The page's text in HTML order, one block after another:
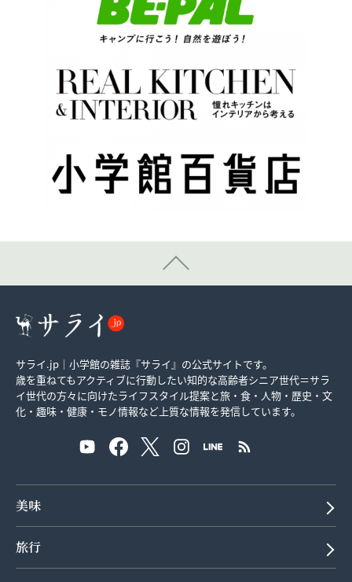
サライ.jp｜小学館の雑誌『サライ』の公式サイトです。
歳を重ねてもアクティブに行動したい知的な高齢者シニア世代＝サラ
イ世代の方々に向けたライフスタイル提案と旅・食・人物・歴史・文
化・趣味・健康・モノ情報など上質な情報を発信しています。
美味
旅行